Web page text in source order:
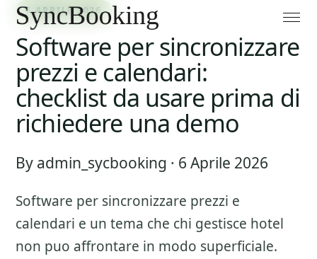
6 APRILE 2026
Software per sincronizzare
prezzi e calendari:
checklist da usare prima di
richiedere una demo
By admin_sycbooking · 6 Aprile 2026
Software per sincronizzare prezzi e
calendari e un tema che chi gestisce hotel
non puo affrontare in modo superficiale.